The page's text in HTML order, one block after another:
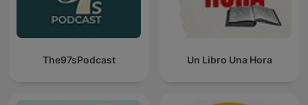
The97sPodcast Un Libro Una Hora